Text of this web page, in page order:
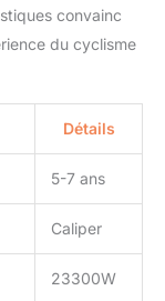
convainc
du cyclisme
Détails
5-7 ans
Caliper
23300W